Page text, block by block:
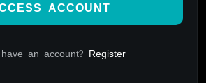
ACCOUNT
an account? Register